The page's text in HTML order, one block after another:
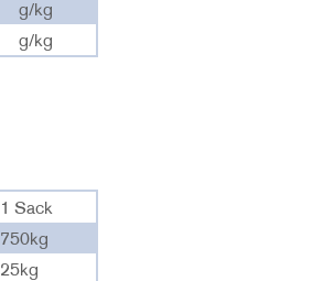
g/kg
g/kg
1 Sack
750kg
25kg